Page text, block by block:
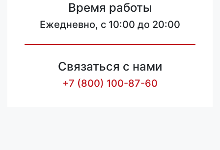
Время работы
Ежедневно, с 10:00 до 20:00
Связаться с нами
+7 (800) 100-87-60